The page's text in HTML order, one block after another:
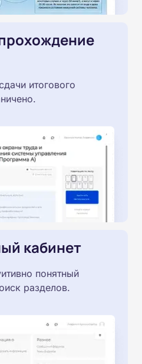
итогового
кабинет
понятный
разделов.